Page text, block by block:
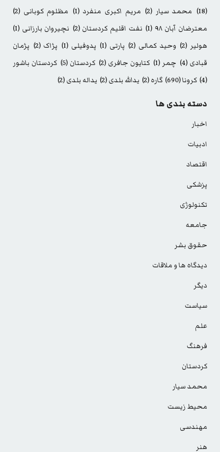
(18)
محمد سیار (2) مریم اکبری منفرد (1) مظلوم کوبانی (2)
معترضان آبان ۹۸
(1) نفت اقلیم کردستان (2) نچیروان بارزانی (1)
هولیر (2) وحید کمالی (2) پارتی (1) پدوفیلی (1) پژاک (2)
پژمان
قبادی (4) چمر (1) کتایون جافری (2) کردستان (5)
کردستان باشور
(4)
کرونا(690) گاره(2) یدالله بلدی(2) یداله بلدی(2)
دسته بندی ها
اخبار
ادبیات
اقتصاد
پزشکی
تکنولوژی
جامعه
حقوق بشر
دیدگاه ها و ملاقات
دیگر
سیاست
علم
فرهنگ
کردستان
محمد سیار
محیط زیست
مهندسی
هنر